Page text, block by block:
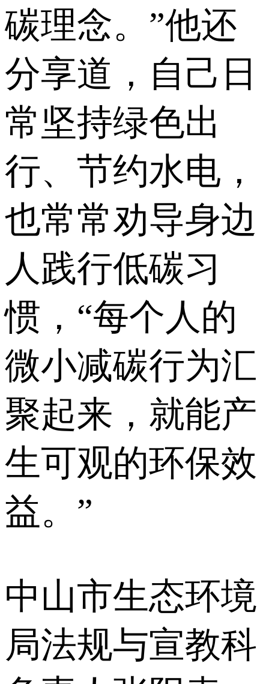
碳理念。”他还
分享道，自己日
常坚持绿色出
行、节约水电，
也常常劝导身边
人践行低碳习
惯，“每个人的
微小减碳行为汇
聚起来，就能产
生可观的环保效
益。”
中山市生态环境
局法规与宣教科